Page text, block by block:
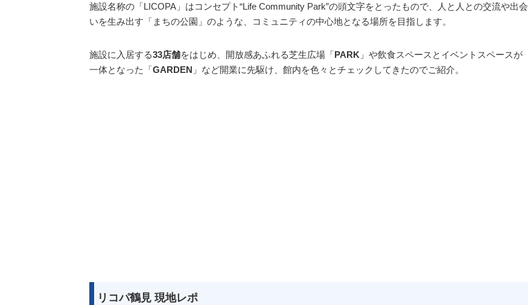
施設名称の「LICOPA」はコンセプト“Life Community Park”の頭文字をとったもので、人と人との交流や出会
いを生み出す「まちの公園」のような、コミュニティの中心地となる場所を目指します。
施設に入居する33店舗をはじめ、開放感あふれる芝生広場「PARK 」や飲食スペースとイベントスペースが
一体となった「GARDEN 」など開業に先駆け、館内を色々とチェックしてきたのでご紹介。
リコパ鶴見 現地レポ